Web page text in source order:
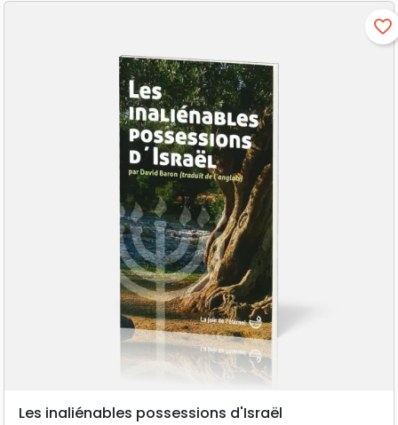
favorite_border
Les inaliénables possessions d'Israël